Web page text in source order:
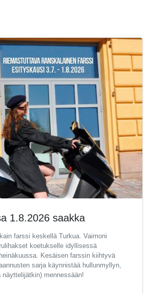
1.8.2026 saakka
farssi keskellä Turkua. Vaimoni
koetukselle idyllisessä
Kesäisen farssin kiihtyvä
sarja käynnistää hullunmyllyn,
mennessään!